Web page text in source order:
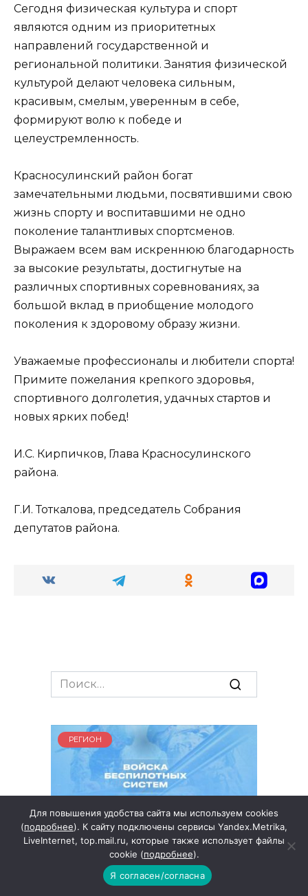
Сегодня физическая культура и спорт
являются одним из приоритетных
направлений государственной и
региональной политики. Занятия физической
культурой делают человека сильным,
красивым, смелым, уверенным в себе,
формируют волю к победе и
целеустремленность.
Красносулинский район богат
замечательными людьми, посвятившими свою
жизнь спорту и воспитавшими не одно
поколение талантливых спортсменов.
Выражаем всем вам искреннюю благодарность
за высокие результаты, достигнутые на
различных спортивных соревнованиях, за
большой вклад в приобщение молодого
поколения к здоровому образу жизни.
Уважаемые профессионалы и любители спорта!
Примите пожелания крепкого здоровья,
спортивного долголетия, удачных стартов и
новых ярких побед!
И.С. Кирпичков, Глава Красносулинского
района.
Г.И. Тоткалова, председатель Собрания
депутатов района.
Search
for:
РЕГИОН
В Минобороны организована
работа по отбору граждан в
подразделения войск
беспилотных систем
Для повышения удобства сайта мы используем cookies
(подробнее). К сайту подключены сервисы Yandex.Metrika,
LiveInternet, top.mail.ru, которые также использует файлы
cookie (подробнее).
Я согласен/согласна